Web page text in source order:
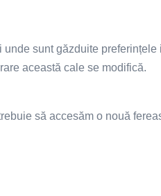
unde sunt găzduite
această cale se modifică.
să accesăm o nouă